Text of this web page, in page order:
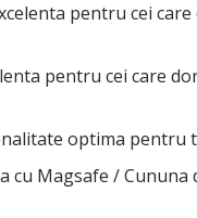
pentru cei
pentru cei care
optima pentru
cu Magsafe /